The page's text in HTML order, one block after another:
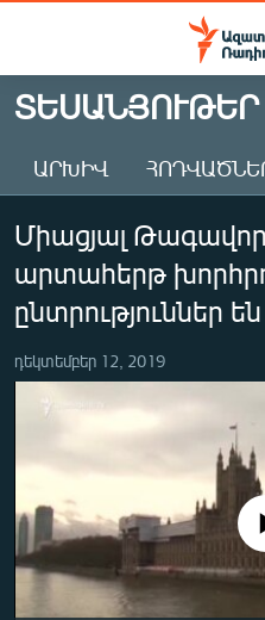
Մատչելիության
Անցնել
հիմնական
Անցնել
հիմնական
մենյուին
ԱԶԱՏՈՒԹՅՈՒՆ TV
ՀԱՅԱՍՏԱՆ
ԸՆՏՐՈՒԹՅՈՒՆՆԵՐ 2026
ԻՐԱՎՈՒՆՔ
ՏՆՏԵՍՈՒԹՅՈՒՆ
ՊԱՏԵՐԱԶՄԻ 6
ՏԱՐԱԾԱՇՐՋԱՆ
ՄԻՋԱԶԳԱՅԻՆ
ՄՇԱԿՈՒՅԹ
ՏԵՍԱՆՅՈՒԹԵՐ
ԱՐԽԻՎ
Միացյալ
արտահերթ
ընտրություններ են
դեկտեմբեր 12, 2019
No media